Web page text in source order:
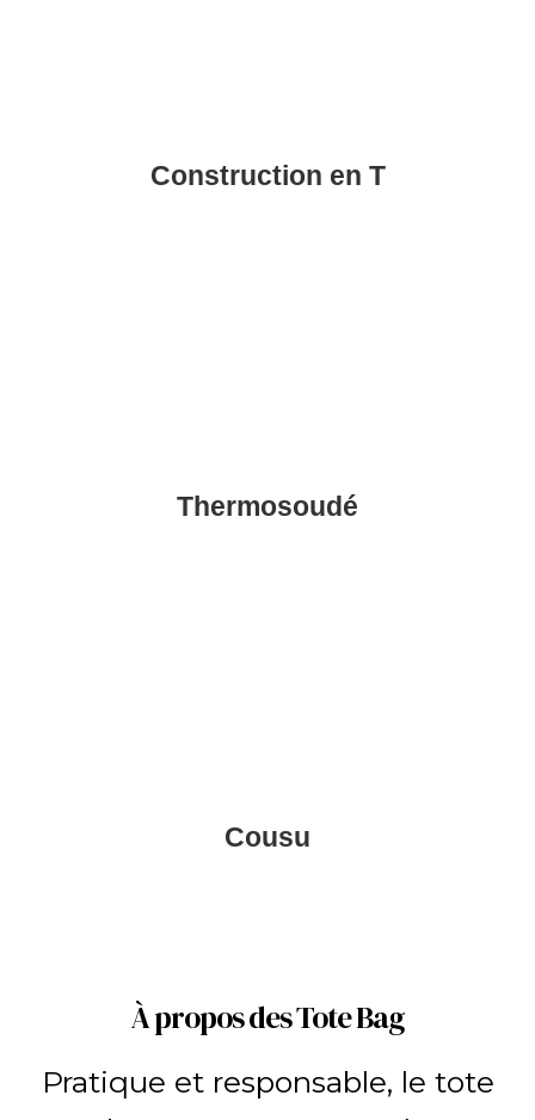
Construction en T
Thermosoudé
Cousu
À propos des Tote Bag
Pratique et responsable, le tote